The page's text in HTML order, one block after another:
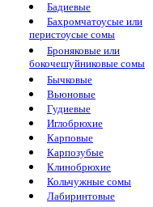
Бадиевые
Бахромчатоусые или
перистоусые сомы
Броняковые или
бокочешуйниковые сомы
Бычковые
Вьюновые
Гудиевые
Иглобрюхие
Карповые
Карпозубые
Клинобрюхие
Кольчужные сомы
Лабиринтовые